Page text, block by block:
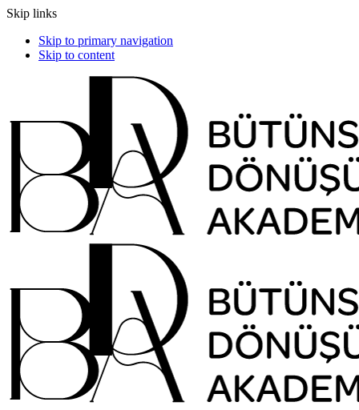
Skip links
Skip to primary navigation
Skip to content